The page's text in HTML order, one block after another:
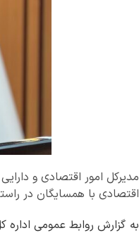
مدیرکل امور اقتصادی و
اقتصادی با همسایگان در راستای شعار
به گزارش روابط عمومی